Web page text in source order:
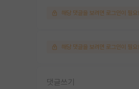
해당 댓글을 보려면 로그인이 필요
해당 댓글을 보려면 로그인이 필요
댓글쓰기